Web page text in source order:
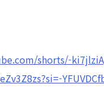
shorts/-